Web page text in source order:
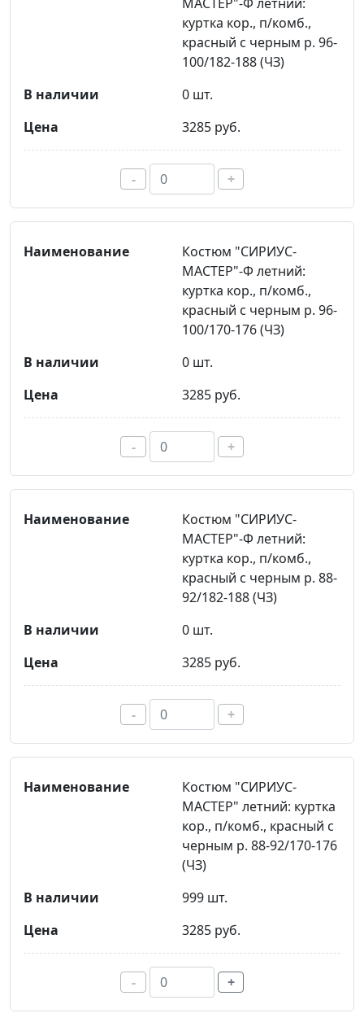
МАСТЕР"-Ф летний:
куртка кор., п/комб.,
красный с черным р. 96-
100/182-188 (ЧЗ)
0 шт.
3285 руб.
- +
Костюм "СИРИУС-
МАСТЕР"-Ф летний:
куртка кор., п/комб.,
красный с черным р. 96-
100/170-176 (ЧЗ)
0 шт.
3285 руб.
- +
Костюм "СИРИУС-
МАСТЕР"-Ф летний:
куртка кор., п/комб.,
красный с черным р. 88-
92/182-188 (ЧЗ)
0 шт.
3285 руб.
- +
Костюм "СИРИУС-
МАСТЕР" летний: куртка
кор., п/комб., красный с
черным р. 88-92/170-176
(ЧЗ)
999 шт.
3285 руб.
- +